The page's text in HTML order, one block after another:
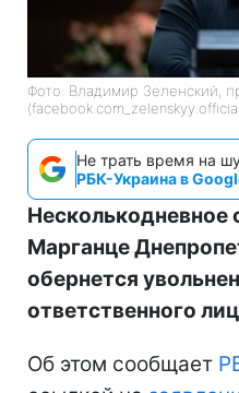
Фото: Владимир Зеленский,
Не трать время на
РБК-Украина в
Несколькодневное
Марганце
обернется
ответственного
Об этом сообщает